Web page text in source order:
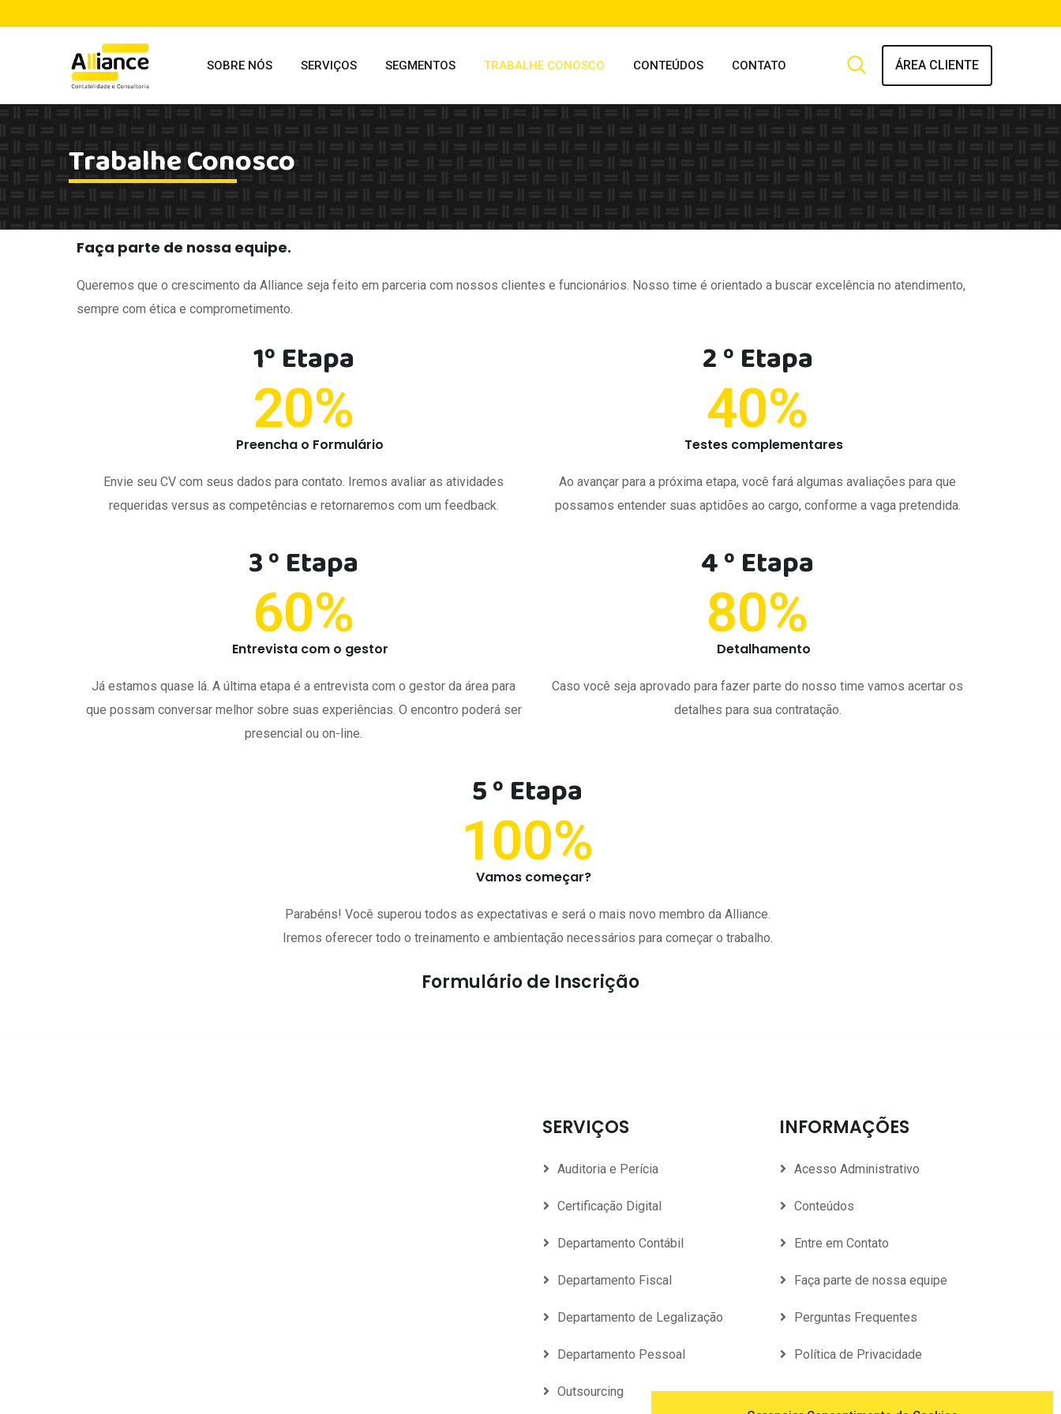
SOBRE NÓS SERVIÇOS SEGMENTOS TRABALHE CONOSCO CONTEÚDOS CONTATO ÁREA CLIENTE
Trabalhe Conosco
Faça parte de nossa equipe.
Queremos que o crescimento da Alliance seja feito em parceria com nossos clientes e funcionários. Nosso time é orientado a buscar excelência no atendimento,
sempre com ética e comprometimento.
1º Etapa
20%
Preencha o Formulário
Envie seu CV com seus dados para contato. Iremos avaliar as atividades
requeridas versus as competências e retornaremos com um feedback.
2 º Etapa
40%
Testes complementares
Ao avançar para a próxima etapa, você fará algumas avaliações para que
possamos entender suas aptidões ao cargo, conforme a vaga pretendida.
3 º Etapa
60%
Entrevista com o gestor
Já estamos quase lá. A última etapa é a entrevista com o gestor da área para
que possam conversar melhor sobre suas experiências. O encontro poderá ser
presencial ou on-line.
4 º Etapa
80%
Detalhamento
Caso você seja aprovado para fazer parte do nosso time vamos acertar os
detalhes para sua contratação.
5 º Etapa
100%
Vamos começar?
Parabéns! Você superou todos as expectativas e será o mais novo membro da Alliance.
Iremos oferecer todo o treinamento e ambientação necessários para começar o trabalho.
Formulário de Inscrição
SERVIÇOS
Auditoria e Perícia
Certificação Digital
Departamento Contábil
Departamento Fiscal
Departamento de Legalização
Departamento Pessoal
Outsourcing
INFORMAÇÕES
Acesso Administrativo
Conteúdos
Entre em Contato
Faça parte de nossa equipe
Perguntas Frequentes
Política de Privacidade